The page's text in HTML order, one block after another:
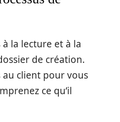
la lecture et à la
de création.
au client pour vous
ce qu’il